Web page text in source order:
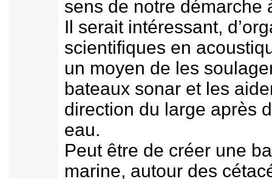
sens de notre démarche
Il serait intéressant,
scientifiques en
un moyen de les
bateaux sonar et les
direction du large après
eau.
Peut être de créer une
marine, autour des